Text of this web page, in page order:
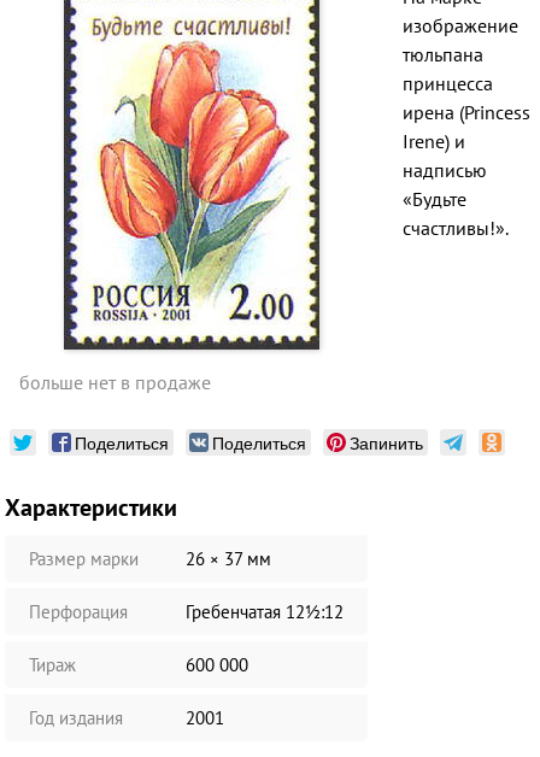
изображение
тюльпана
принцесса
ирена (Princess
Irene) и
надписью
«Будьте
счастливы!».
больше нет в продаже
Поделиться Поделиться Запинить
Характеристики
Размер марки 26 × 37 мм
Перфорация Гребенчатая 12½:12
Тираж 600 000
Год издания 2001